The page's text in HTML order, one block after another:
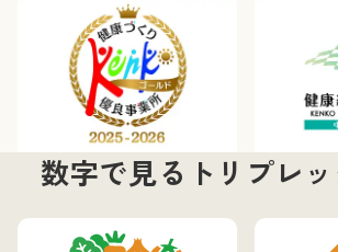
数字で見るトリプレ